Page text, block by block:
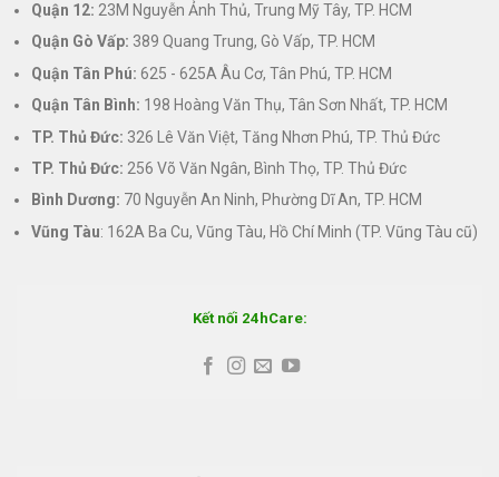
Quận 12: 23M Nguyễn Ảnh Thủ, Trung Mỹ Tây, TP. HCM
Quận Gò Vấp: 389 Quang Trung, Gò Vấp, TP. HCM
Quận Tân Phú: 625 - 625A Âu Cơ, Tân Phú, TP. HCM
Quận Tân Bình: 198 Hoàng Văn Thụ, Tân Sơn Nhất, TP. HCM
TP. Thủ Đức: 326 Lê Văn Việt, Tăng Nhơn Phú, TP. Thủ Đức
TP. Thủ Đức: 256 Võ Văn Ngân, Bình Thọ, TP. Thủ Đức
Bình Dương: 70 Nguyễn An Ninh, Phường Dĩ An, TP. HCM
Vũng Tàu: 162A Ba Cu, Vũng Tàu, Hồ Chí Minh (TP. Vũng Tàu cũ)
Kết nối 24hCare: